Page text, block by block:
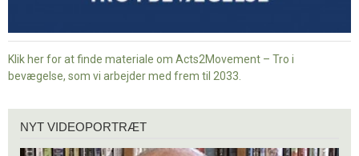
Klik her for at finde materiale om Acts2Movement – Tro i
bevægelse, som vi arbejder med frem til 2033.
videoportræt
NYT VIDEOPORTRÆT